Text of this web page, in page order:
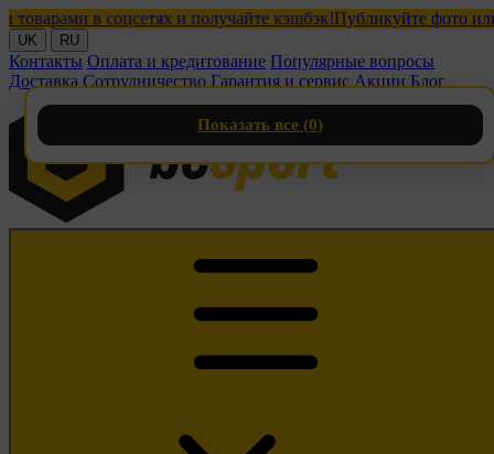
в соцсетях и получайте кэшбэк!Публикуйте фото или
UK RU
Контакты Оплата и кредитование Популярные вопросы
Доставка Сотрудничество Гарантия и сервис Акции Блог
Показать все (0)